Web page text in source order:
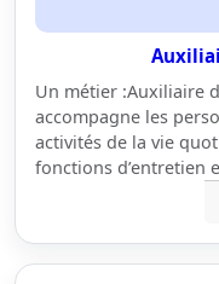
Un métier :Auxiliaire
accompagne les
activités de la vie
fonctions d’entretien